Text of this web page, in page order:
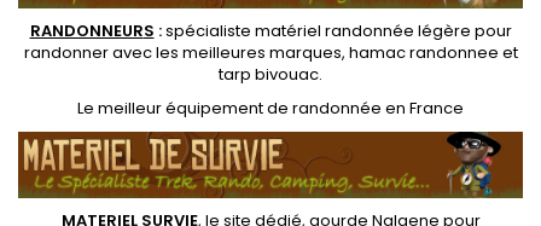
RANDONNEURS :spécialiste matériel randonnée légère pour
randonner avec les meilleures marques, hamac randonnee et
tarp bivouac.
Le meilleur équipement de randonnée en France
MATERIEL SURVIE, le site dédié, gourde Nalgene pour